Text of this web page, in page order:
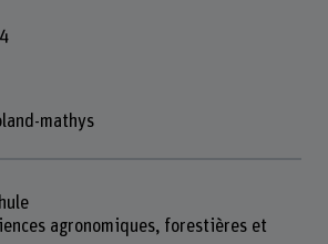
mathys
agronomiques, forestières et